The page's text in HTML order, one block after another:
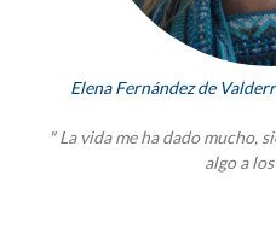
Elena Fernández de
" La vida me ha dado mucho,
algo a